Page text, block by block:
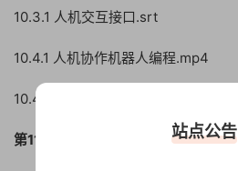
10.3.1 人机交互接口.srt
10.4.1 人机协作机器人编程.mp4
10.4.1 人机协作机器人编程.srt
第11章 仿真实验 站点公告